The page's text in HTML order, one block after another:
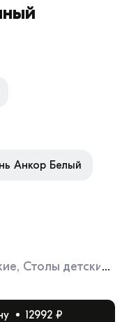
Анкор Белый
Столы детские
12992 ₽